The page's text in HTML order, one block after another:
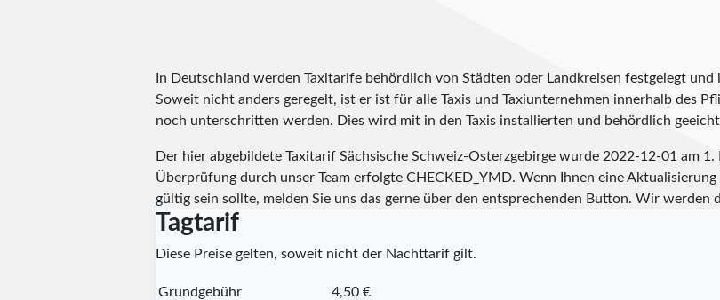
In Deutschland werden Taxitarife behördlich von Städten oder Landkreisen festgelegt
Soweit nicht anders geregelt, ist er ist für alle Taxis und Taxiunternehmen innerhalb des
noch unterschritten werden. Dies wird mit in den Taxis installierten und behördlich
Der hier abgebildete Taxitarif Sächsische Schweiz-Osterzgebirge wurde 2022-12-01 am 1.
Überprüfung durch unser Team erfolgte CHECKED_YMD. Wenn Ihnen eine
gültig sein sollte, melden Sie uns das gerne über den entsprechenden Button. Wir werden
Tagtarif
Diese Preise gelten, soweit nicht der Nachttarif gilt.
Grundgebühr
4,50 €